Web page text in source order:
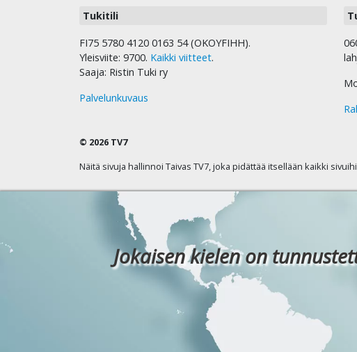
Tukitili
FI75 5780 4120 0163 54 (OKOYFIHH).
Yleisviite: 9700. Kaikki viitteet.
Saaja: Ristin Tuki ry
Palvelunkuvaus
© 2026 TV7
Näitä sivuja hallinnoi Taivas TV7, joka pidättää itsellään kaikki
Jokaisen kielen on